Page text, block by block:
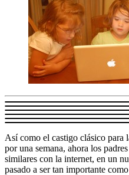
Así como el castigo clásico para
por una semana, ahora los
similares con la internet, en un
pasado a ser tan importante